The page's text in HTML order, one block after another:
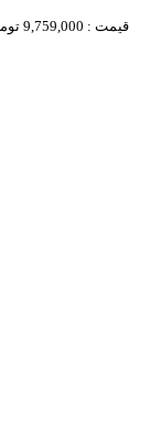
قیمت : 9,759,000 تومان